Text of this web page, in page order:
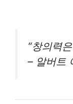
“창의력
– 알버트